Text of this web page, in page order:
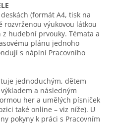
(formát A4, tisk na
výukovou látkou
hudební prvouky. Témata a
plánu jednoho
s náplní Pracovního
jednoduchým, dětem
a následným
her a umělých písniček
také online – viz níže). U
pokyny k práci s Pracovním